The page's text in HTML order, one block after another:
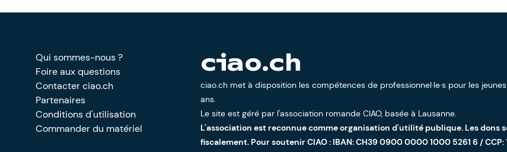
Qui sommes-nous ?
Foire aux questions
Contacter ciao.ch
Partenaires
Conditions d'utilisation
Commander du matériel
ciao.ch
ciao.ch met à disposition les compétences de professionnel·le·s pour les jeunes
ans.
Le site est géré par l'association romande CIAO, basée à Lausanne.
L'association est reconnue comme organisation d'utilité publique. Les dons
fiscalement. Pour soutenir CIAO : IBAN: CH39 0900 0000 1000 5261 6 / CCP: